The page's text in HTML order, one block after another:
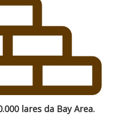
lares da Bay Area.